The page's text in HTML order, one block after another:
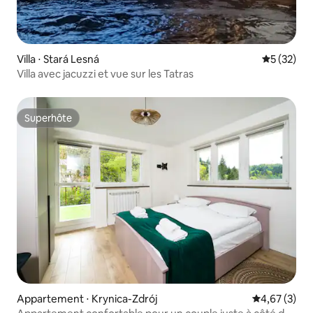
Villa ⋅ Stará Lesná
5 (32)
Villa avec jacuzzi et vue sur les Tatras
Superhôte
Superhôte
Appartement ⋅ Krynica-Zdrój Évaluation
4,67 (3)